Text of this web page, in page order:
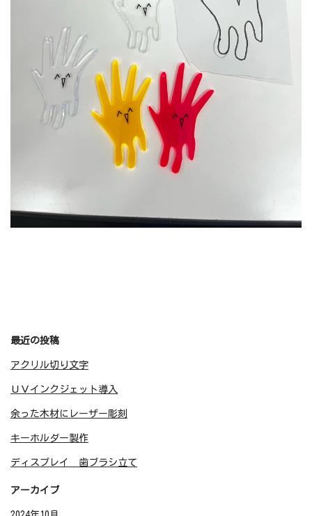
最近の投稿
アクリル切り文字
ＵＶインクジェット導入
余った木材にレーザー彫刻
キーホルダー製作
ディスプレイ 歯ブラシ立て
アーカイブ